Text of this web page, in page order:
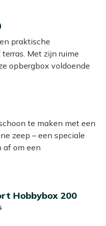
praktische
Met zijn ruime
opbergbox voldoende
het compacte formaat
een moderne
bij diverse
beschermd blijven,
het ideaal voor het
zijn voor vocht.
te maken met een
zeep – een speciale
af om een
stalen ontwerp
jarenlang mooi en in
Hobbybox 200